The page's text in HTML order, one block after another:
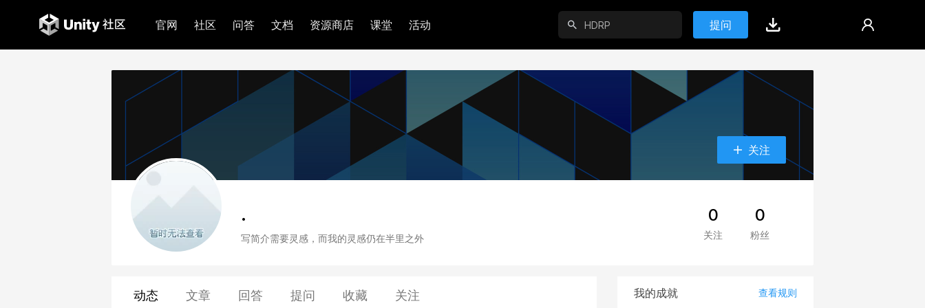
官网 社区 问答 文档 资源商店 课堂 活动 提问
关注
.
写简介需要灵感，而我的灵感仍在半里之外
0
关注
0
粉丝
动态 文章 回答 提问 收藏 关注 我的成就 查看规则